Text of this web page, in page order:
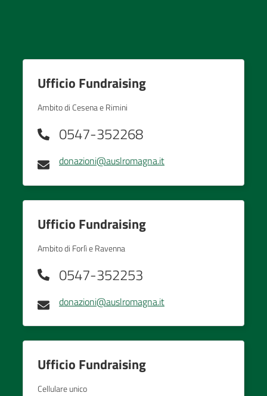
Ufficio Fundraising
Ambito di Cesena e Rimini
0547-352268
donazioni@auslromagna.it
Ufficio Fundraising
Ambito di Forlì e Ravenna
0547-352253
donazioni@auslromagna.it
Ufficio Fundraising
Cellulare unico